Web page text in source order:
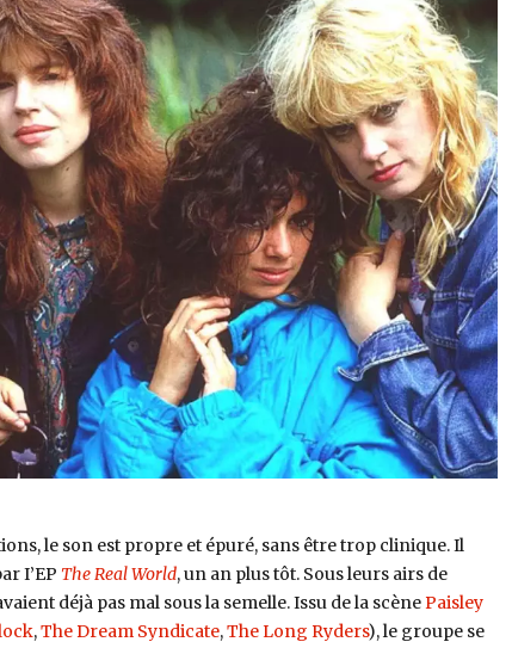
le son est propre et épuré, sans être trop clinique. Il
I’EP The Real World, un an plus tôt. Sous leurs airs de
déjà pas mal sous la semelle. Issu de la scènePaisley
,The Dream Syndicate,The Long Ryders), le groupe se